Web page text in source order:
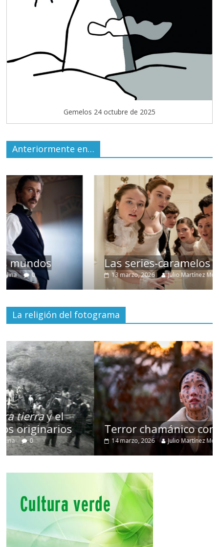
Gemelos 24 octubre de 2025
Anteriormente en…
Las series-caramelos de Shondaland
13 marzo, 2026 Julio Martínez Molina 0
La religión del fotograma
Terror chamánico coreano
14 marzo, 2026 Julio Martínez Molina 0